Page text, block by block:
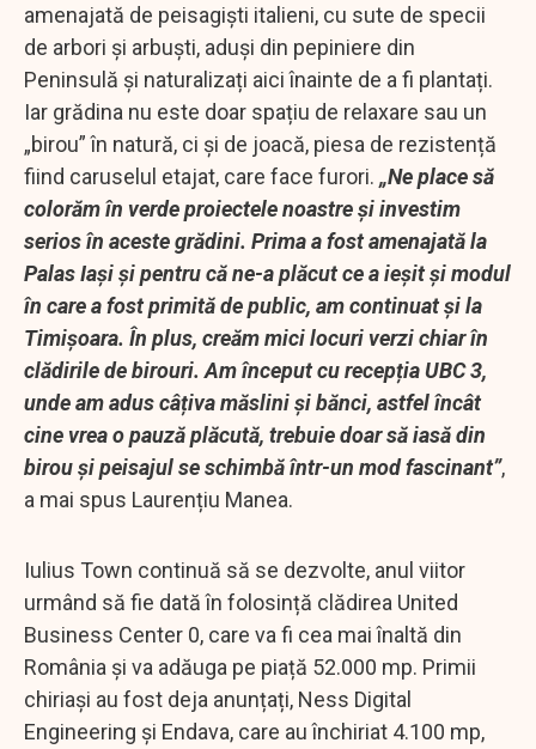
amenajată de peisagiști italieni, cu sute de specii
de arbori și arbuști, aduși din pepiniere din
Peninsulă și naturalizați aici înainte de a fi plantați.
Iar grădina nu este doar spațiu de relaxare sau un
„birou” în natură, ci și de joacă, piesa de rezistență
fiind caruselul etajat, care face furori. „Ne place să
colorăm în verde proiectele noastre și investim
serios în aceste grădini. Prima a fost amenajată la
Palas Iași și pentru că ne-a plăcut ce a ieșit și modul
în care a fost primită de public, am continuat și la
Timișoara. În plus, creăm mici locuri verzi chiar în
clădirile de birouri. Am început cu recepția UBC 3,
unde am adus câțiva măslini și bănci, astfel încât
cine vrea o pauză plăcută, trebuie doar să iasă din
birou și peisajul se schimbă într-un mod fascinant”,
a mai spus Laurențiu Manea.
Iulius Town continuă să se dezvolte, anul viitor
urmând să fie dată în folosință clădirea United
Business Center 0, care va fi cea mai înaltă din
România și va adăuga pe piață 52.000 mp. Primii
chiriași au fost deja anunțați, Ness Digital
Engineering și Endava, care au închiriat 4.100 mp,